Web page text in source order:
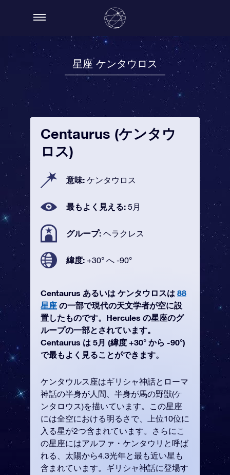
星座 ケンタウロス
Centaurus (ケンタウ
ロス)
意味: ケンタウロス
最もよく見える: 5月
グループ: ヘラクレス
緯度: +30° へ -90°
Centaurus あるいは ケンタウロスは 88
星座 の一部で現代の天文学者が空に設
置したものです。Hercules の星座のグ
ループの一部とされています。
Centaurus は 5月 (緯度 +30° から -90°)
で最もよく見ることができます。
ケンタウルス座はギリシャ神話とローマ
神話の半身が人間、半身が馬の野獣(ケ
ンタロウス)を描いています。この星座
には全空における明るさで、上位10位に
入る星が2つ含まれています。さらにこ
の星座にはアルファ・ケンタウリと呼ば
れる、太陽から4.3光年と最も近い星も
含まれています。ギリシャ神話に登場す